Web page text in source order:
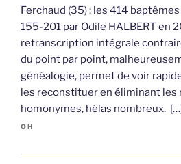
Ferchaud (35) : les 414
155-201 par Odile HALBERT en
retranscription intégrale
du point par point,
généalogie, permet de voir
les reconstituer en éliminant les
homonymes, hélas nombreux.
OH